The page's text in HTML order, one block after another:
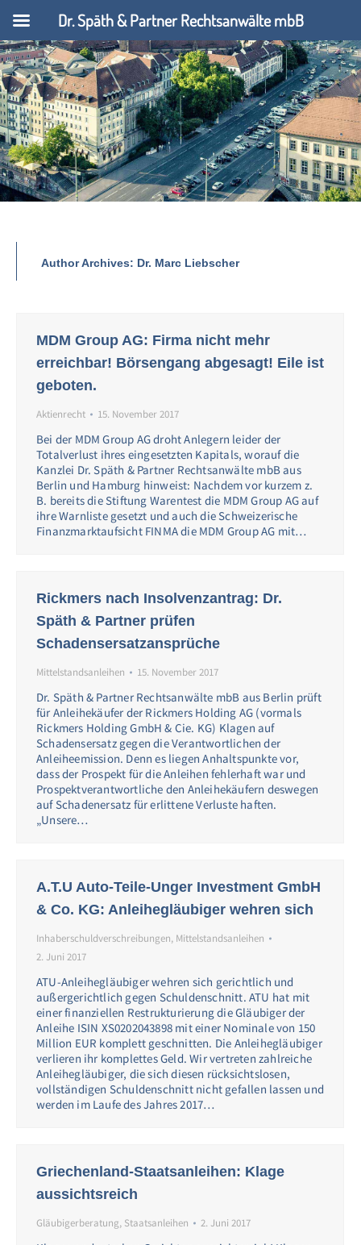
Author Archives: Dr. Marc Liebscher
MDM Group AG: Firma nicht mehr
erreichbar! Börsengang abgesagt! Eile ist
geboten.
Aktienrecht 15. November 2017
Bei der MDM Group AG droht Anlegern leider der
Totalverlust ihres eingesetzten Kapitals, worauf die
Kanzlei Dr. Späth & Partner Rechtsanwälte mbB aus
Berlin und Hamburg hinweist: Nachdem vor kurzem z.
B. bereits die Stiftung Warentest die MDM Group AG auf
ihre Warnliste gesetzt und auch die Schweizerische
Finanzmarktaufsicht FINMA die MDM Group AG mit…
Rickmers nach Insolvenzantrag: Dr.
Späth & Partner prüfen
Schadensersatzansprüche
Mittelstandsanleihen 15. November 2017
Dr. Späth & Partner Rechtsanwälte mbB aus Berlin prüft
für Anleihekäufer der Rickmers Holding AG (vormals
Rickmers Holding GmbH & Cie. KG) Klagen auf
Schadensersatz gegen die Verantwortlichen der
Anleiheemission. Denn es liegen Anhaltspunkte vor,
dass der Prospekt für die Anleihen fehlerhaft war und
Prospektverantwortliche den Anleihekäufern deswegen
auf Schadenersatz für erlittene Verluste haften.
„Unsere…
A.T.U Auto-Teile-Unger Investment GmbH
& Co. KG: Anleihegläubiger wehren sich
Inhaberschuldverschreibungen, Mittelstandsanleihen
2. Juni 2017
ATU-Anleihegläubiger wehren sich gerichtlich und
außergerichtlich gegen Schuldenschnitt. ATU hat mit
einer finanziellen Restrukturierung die Gläubiger der
Anleihe ISIN XS0202043898 mit einer Nominale von 150
Million EUR komplett geschnitten. Die Anleihegläubiger
verlieren ihr komplettes Geld. Wir vertreten zahlreiche
Anleihegläubiger, die sich diesen rücksichtslosen,
vollständigen Schuldenschnitt nicht gefallen lassen und
werden im Laufe des Jahres 2017…
Griechenland-Staatsanleihen: Klage
aussichtsreich
Gläubigerberatung, Staatsanleihen 2. Juni 2017
Dr. Späth & Partner Rechtsanwälte mbB